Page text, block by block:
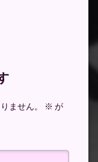
ません。 ※ が